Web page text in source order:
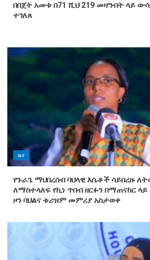
በበጀት አመቱ በ71 ሺህ 219 መዛግብት ላይ
ተገለጸ
ዜና
የጉራጌ ማህበረሰብ ባህላዊ እሴቶች ሳይበረዙ
ለማስተላለፍ የኪነ ጥበብ ዘርፉን በማጠናከር
ዞን ባህልና ቱሪዝም መምሪያ አስታወቀ